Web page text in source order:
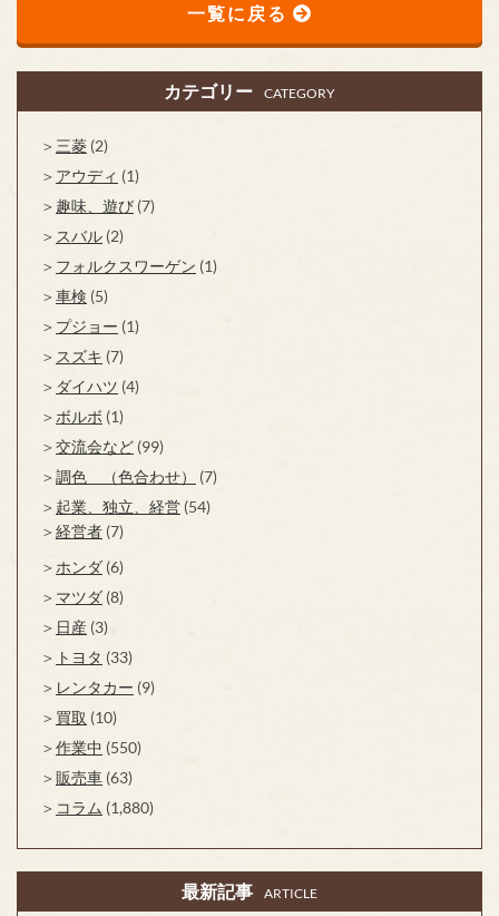
一覧に戻る
カテゴリー CATEGORY
三菱 (2)
アウディ (1)
趣味、遊び (7)
スバル (2)
フォルクスワーゲン (1)
車検 (5)
プジョー (1)
スズキ (7)
ダイハツ (4)
ボルボ (1)
交流会など (99)
調色 （色合わせ）
(7)
起業、独立、経営 (54)
経営者 (7)
ホンダ (6)
マツダ (8)
日産 (3)
トヨタ (33)
レンタカー (9)
買取 (10)
作業中 (550)
販売車 (63)
コラム (1,880)
最新記事 ARTICLE